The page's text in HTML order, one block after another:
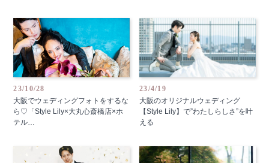
23/10/28
大阪でウェディングフォトをするな
ら♡「Style Lily×大丸心斎橋店×ホ
テル…
23/4/19
大阪のオリジナルウェディング
【Style Lily】で”わたしらしさ”を叶
える